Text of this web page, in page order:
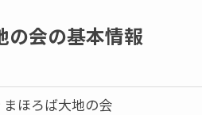
の会の基本情報
ほろば大地の会